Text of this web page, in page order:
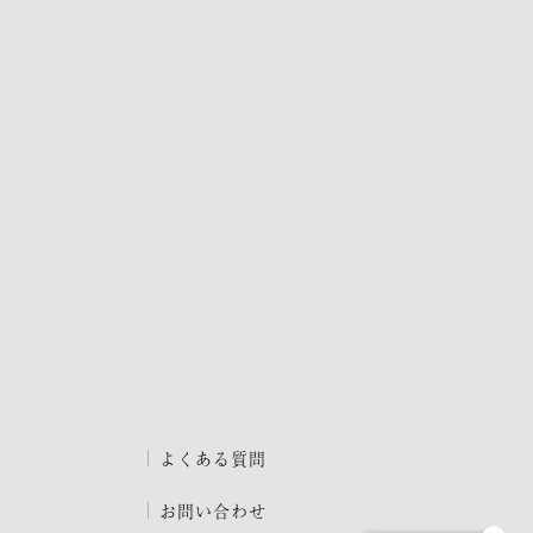
よくある質問
お問い合わせ